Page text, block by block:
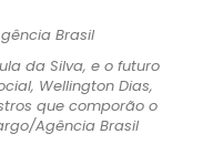
da Silva, e o futuro
Wellington Dias,
que comporão o
Agência Brasil